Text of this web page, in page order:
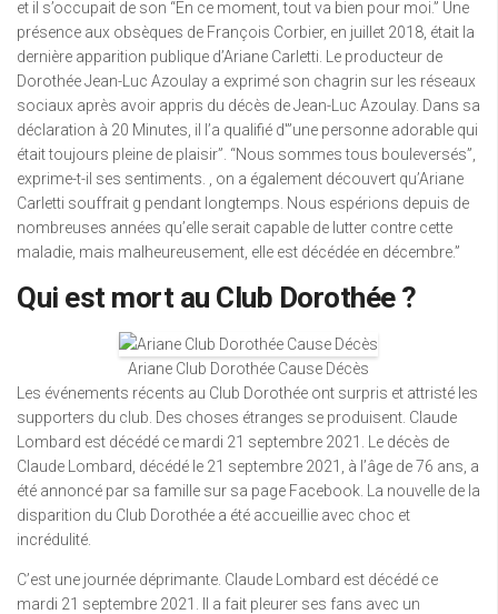
et il s’occupait de son “En ce moment, tout va bien pour moi.” Une
présence aux obsèques de François Corbier, en juillet 2018, était la
dernière apparition publique d’Ariane Carletti. Le producteur de
Dorothée Jean-Luc Azoulay a exprimé son chagrin sur les réseaux
sociaux après avoir appris du décès de Jean-Luc Azoulay. Dans sa
déclaration à 20 Minutes, il l’a qualifié d'”une personne adorable qui
était toujours pleine de plaisir”. “Nous sommes tous bouleversés”,
exprime-t-il ses sentiments. , on a également découvert qu’Ariane
Carletti souffrait g pendant longtemps. Nous espérions depuis de
nombreuses années qu’elle serait capable de lutter contre cette
maladie, mais malheureusement, elle est décédée en décembre.”
Qui est mort au Club Dorothée ?
Ariane Club Dorothée Cause Décès
Les événements récents au Club Dorothée ont surpris et attristé les
supporters du club. Des choses étranges se produisent. Claude
Lombard est décédé ce mardi 21 septembre 2021. Le décès de
Claude Lombard, décédé le 21 septembre 2021, à l’âge de 76 ans, a
été annoncé par sa famille sur sa page Facebook. La nouvelle de la
disparition du Club Dorothée a été accueillie avec choc et
incrédulité.
C’est une journée déprimante. Claude Lombard est décédé ce
mardi 21 septembre 2021. Il a fait pleurer ses fans avec un